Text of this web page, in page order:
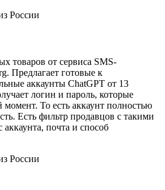
товаров от сервиса SMS-
Предлагает готовые к
аккаунты ChatGPT от 13
логин и пароль, которые
То есть аккаунт полностью
Есть фильтр продавцов с такими
почта и способ